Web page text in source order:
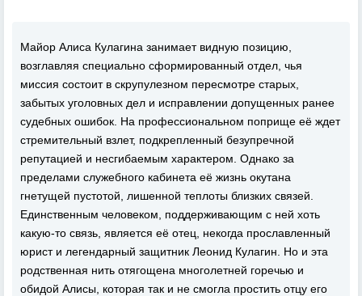
Майор Алиса Кулагина занимает видную позицию,
возглавляя специально сформированный отдел, чья
миссия состоит в скрупулезном пересмотре старых,
забытых уголовных дел и исправлении допущенных ранее
судебных ошибок. На профессиональном поприще её ждет
стремительный взлет, подкрепленный безупречной
репутацией и несгибаемым характером. Однако за
пределами служебного кабинета её жизнь окутана
гнетущей пустотой, лишенной теплоты близких связей.
Единственным человеком, поддерживающим с ней хоть
какую-то связь, является её отец, некогда прославленный
юрист и легендарный защитник Леонид Кулагин. Но и эта
родственная нить отягощена многолетней горечью и
обидой Алисы, которая так и не смогла простить отцу его